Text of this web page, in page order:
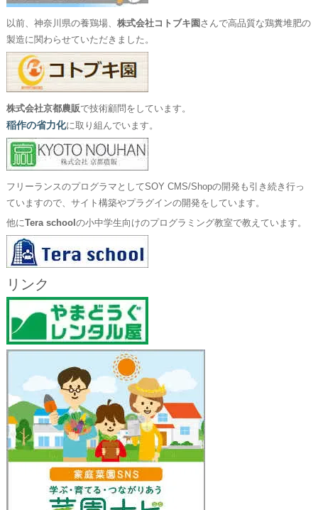
以前、神奈川県の養鶏場、 株式会社コトブキ園 さんで高品質な鶏糞堆肥の
製造に関わらせていただきました。
株式会社京都農販で技術顧問をしています。
稲作の省力化に取り組んでいます。
フリーランスのプログラマとしてSOY CMS/Shopの開発も引き続き行っ
ていますので、サイト構築やプラグインの開発をしています。
他にTera school の小中学生向けのプログラミング教室で教えています。
リンク